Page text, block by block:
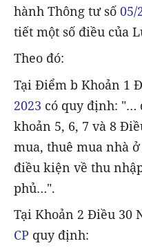
hành Thông tư số 05/
tiết một số điều của
Theo đó:
Tại Điểm b Khoản 1
2023 có quy định: "…
khoản 5, 6, 7 và 8
mua, thuê mua nhà
điều kiện về thu
phủ…".
Tại Khoản 2 Điều 30
CP quy định: